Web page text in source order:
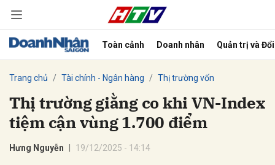
Toàn cảnh Doanh nhân Quản trị và
Trang chủ Tài chính - Ngân hàng Thị trường vốn
Thị trường giằng co khi VN-Index
tiệm cận vùng 1.700 điểm
Hưng Nguyễn 19/12/2025 - 14:14